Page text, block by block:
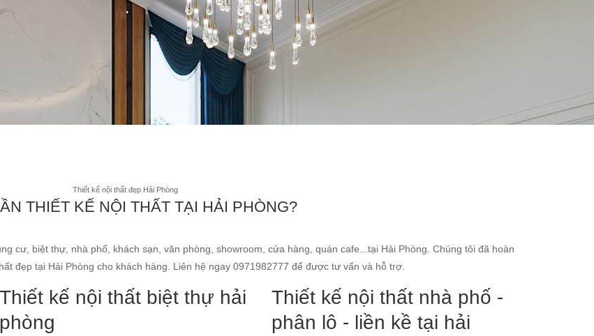
hải phòng - Kiến tạo không gian sống sang trọng và đẳng cấp
Thiết kế nội thất đẹp Hải Phòng
THIẾT KẾ NỘI THẤT TẠI HẢI PHÒNG?
cư, biệt thự, nhà phố, khách sạn, văn phòng, showroom, cửa hàng, quán cafe...tại Hải Phòng. Chúng tôi đã hoàn
đẹp tại Hải Phòng cho khách hàng. Liên hệ ngay 0971982777 để được tư vấn và hỗ trợ.
Thiết kế nội thất biệt thự hải
phòng
Thiết kế nội thất nhà phố -
phân lô - liền kề tại hải